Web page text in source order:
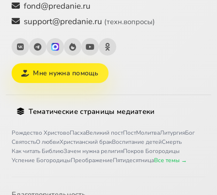
fond@predanie.ru
support@predanie.ru (техн.вопросы)
Мне нужна помощь
Тематические страницы медиатеки
Рождество ХристовоПасхаВеликий постПостМолитваЛитургияБог
СвятостьО любвиХристианский бракВоспитание детейСмерть
Как читать БиблиюЗачем нужна религияПокров Богородицы
Успение БогородицыПреображениеПятидесятницаВсе темы →